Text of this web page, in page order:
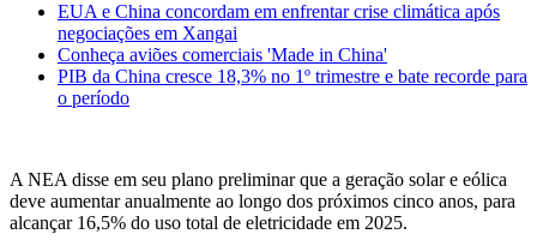
EUA e China concordam em enfrentar crise climática após
negociações em Xangai
Conheça aviões comerciais 'Made in China'
PIB da China cresce 18,3% no 1º trimestre e bate recorde para
o período
A NEA disse em seu plano preliminar que a geração solar e eólica
deve aumentar anualmente ao longo dos próximos cinco anos, para
alcançar 16,5% do uso total de eletricidade em 2025.